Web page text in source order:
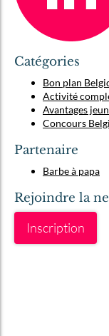
Catégories
Bon plan
Activité
Avantages
Concours
Partenaire
Barbe à papa
Rejoindre la
Inscription